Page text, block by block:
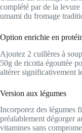
complété par de la
umami du fromage
Option enrichie en
Ajoutez 2 cuillères à
50g de ricotta égouttée
altérer significativement
Version aux légumes
Incorporez des légumes
préalablement dégorger
vitamines sans